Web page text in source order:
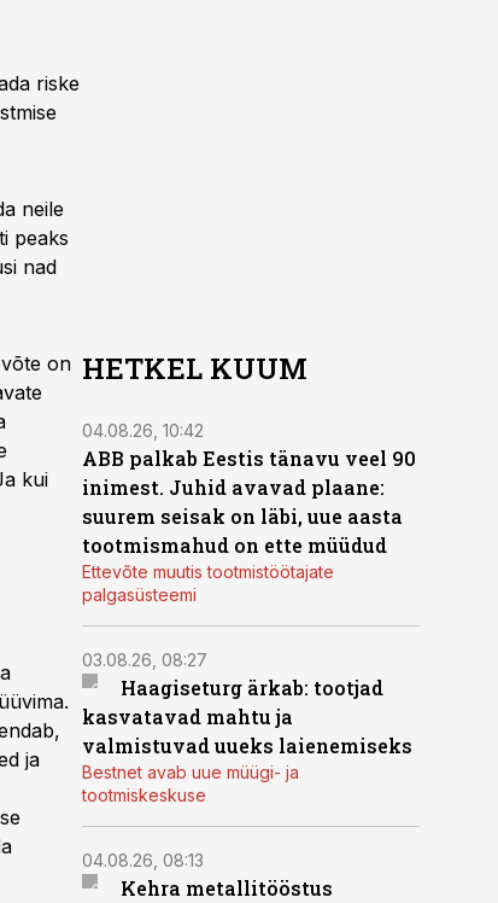
riske
neile
peaks
nad
on
kui
ja
HETKEL KUUM
04.08.26, 10:42
ABB palkab Eestis tänavu veel 90
inimest. Juhid avavad plaane:
suurem seisak on läbi, uue aasta
tootmismahud on ette müüdud
Ettevõte muutis tootmistöötajate
palgasüsteemi
03.08.26, 08:27
Haagiseturg ärkab: tootjad
kasvatavad mahtu ja
valmistuvad uueks laienemiseks
Bestnet avab uue müügi- ja
tootmiskeskuse
04.08.26, 08:13
Kehra metallitööstus